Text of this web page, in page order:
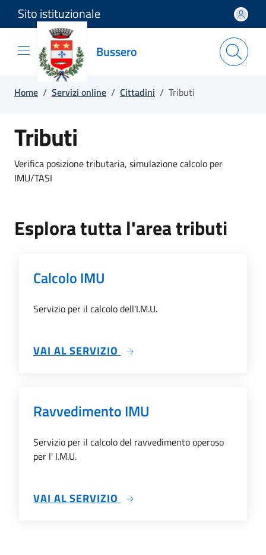
Salta e vai al contenuto
Salta e vai al footer
Sito istituzionale
Bussero
Home / Servizi online / Cittadini / Tributi
Tributi
Verifica posizione tributaria, simulazione calcolo per
IMU/TASI
Esplora tutta l'area tributi
Calcolo IMU
Servizio per il calcolo dell'I.M.U.
VAI AL SERVIZIO SU CALCOLO IMU
Ravvedimento IMU
Servizio per il calcolo del ravvedimento operoso
per l' I.M.U.
VAI AL SERVIZIO SU RAVVEDIMENTO IMU